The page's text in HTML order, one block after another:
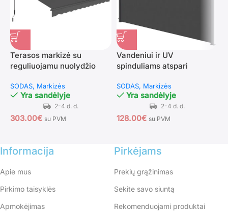
Terasos markizė su
reguliuojamu nuolydžio
SODAS Markizės
Yra sandėlyje
303.00€ su PVM
Vandeniui ir UV
spinduliams atspari
privatumo užsklanda
SODAS Markizės
Yra sandėlyje
128.00€ su PVM
Informacija
Apie mus
Pirkimo taisyklės
Apmokėjimas
Pirkėjams
Prekių grąžinimas
Sekite savo siuntą
Rekomenduojami produktai